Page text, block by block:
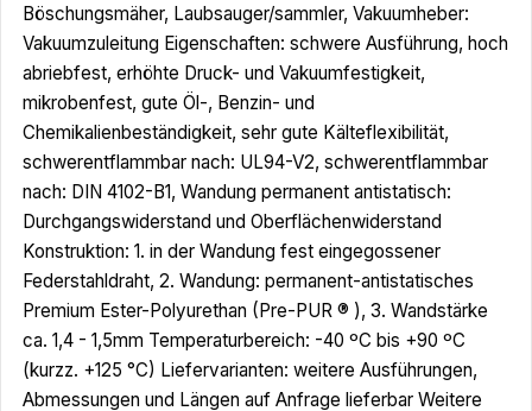
Böschungsmäher, Laubsauger/sammler, Vakuumheber:
Vakuumzuleitung Eigenschaften: schwere Ausführung, hoch
abriebfest, erhöhte Druck- und Vakuumfestigkeit,
mikrobenfest, gute Öl-, Benzin- und
Chemikalienbeständigkeit, sehr gute Kälteflexibilität,
schwerentflammbar nach: UL94-V2, schwerentflammbar
nach: DIN 4102-B1, Wandung permanent antistatisch:
Durchgangswiderstand und Oberflächenwiderstand
Konstruktion: 1. in der Wandung fest eingegossener
Federstahldraht, 2. Wandung: permanent-antistatisches
Premium Ester-Polyurethan (Pre-PUR ® ), 3. Wandstärke
ca. 1,4 - 1,5mm Temperaturbereich: -40 ºC bis +90 ºC
(kurzz. +125 °C) Liefervarianten: weitere Ausführungen,
Abmessungen und Längen auf Anfrage lieferbar Weitere